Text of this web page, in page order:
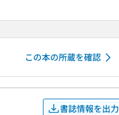
この本の所蔵を確認
書誌情報を出力